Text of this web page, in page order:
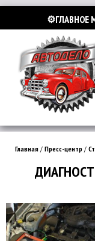
⚙️ГЛАВНОЕ
Главная / Пресс-центр /